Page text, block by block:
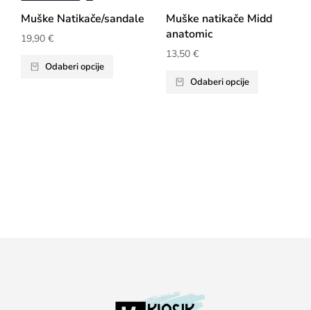
Muške Natikače/sandale
19,90 €
Odaberi opcije
Muške natikače Midd
anatomic
13,50 €
Odaberi opcije